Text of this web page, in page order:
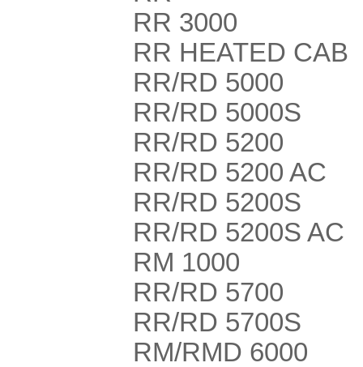
RR 3000
RR HEATED CAB
RR/RD 5000
RR/RD 5000S
RR/RD 5200
RR/RD 5200 AC
RR/RD 5200S
RR/RD 5200S AC
RM 1000
RR/RD 5700
RR/RD 5700S
RM/RMD 6000